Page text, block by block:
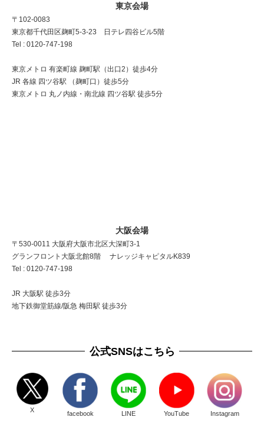
東京会場
〒102-0083
東京都千代田区麹町5-3-23 日テレ四谷ビル5階
Tel : 0120-747-198
東京メトロ 有楽町線 麹町駅（出口2）徒歩4分
JR 各線 四ツ谷駅 （麹町口）徒歩5分
東京メトロ 丸ノ内線・南北線 四ツ谷駅 徒歩5分
大阪会場
〒530-0011 大阪府大阪市北区大深町3-1
グランフロント大阪北館8階 ナレッジキャピタルK839
Tel : 0120-747-198
JR 大阪駅 徒歩3分
地下鉄御堂筋線/阪急 梅田駅 徒歩3分
公式SNSはこちら
X facebook LINE YouTube Instagram